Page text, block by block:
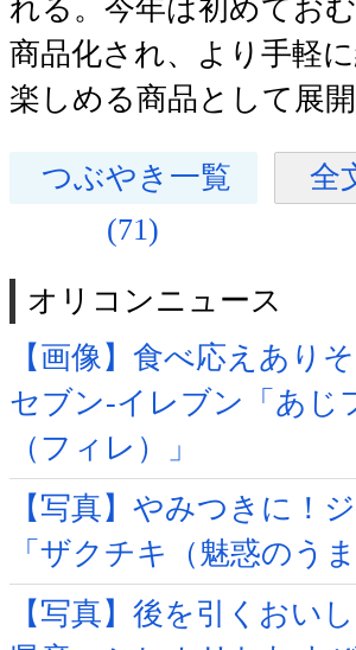
れる。今年は初めてお
商品化され、より手軽
楽しめる商品として展開
つぶやき一覧
(71)
全
オリコンニュース
【画像】食べ応えあり
セブン-イレブン「あじ
（フィレ）」
【写真】やみつきに！
「ザクチキ（魅惑のうま
【写真】後を引くおい